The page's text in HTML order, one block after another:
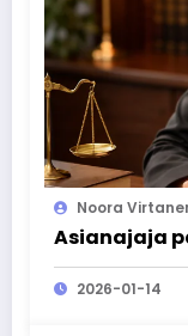
Noora
Asianajaja
2026-01-14